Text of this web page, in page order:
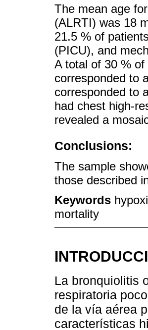
The mean age
(ALRTI) was 18
21.5 % of
(PICU), and
A total of 30 %
corresponded to
corresponded to
had chest high-
revealed a
Conclusions:
The sample
those described
Keywords
mortality
La bronquiolitis
respiratoria
de la vía aérea
características